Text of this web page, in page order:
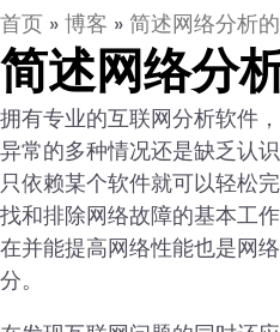
首页 » 博客 » 简述网络分析
简述网络分
拥有专业的互联网分析软件
异常的多种情况还是缺乏认
只依赖某个软件就可以轻松
找和排除网络故障的基本工
在并能提高网络性能也是网
分。